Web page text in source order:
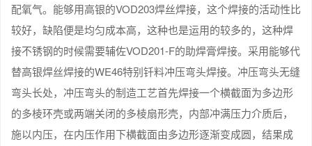
配氧气。能够用高银的VOD203焊丝焊接，这个焊接的活动性比
较好，缺陷便是均匀成本高，这种也是运用的较多的，这种焊
接不锈钢的时候需要辅佐VOD201-F的助焊膏焊接。采用能够代
替高银焊丝焊接的WE46特别钎料冲压弯头焊接。冲压弯头无缝
弯头长处，冲压弯头的制造工艺首先焊接一个横截面为多边形
的多棱环壳或两端关闭的多棱扇形壳，内部冲满压力介质后，
施以内压，在内压作用下横截面由多边形逐渐变成圆，结果成